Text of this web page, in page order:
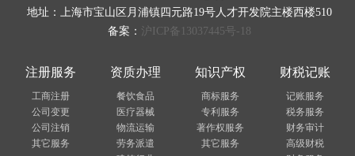
地址：上海市宝山区月浦镇四元路19号人才开发院主楼西楼510
备案： 沪ICP备13037445号-18
注册服务
工商注册
公司变更
公司注销
其它服务
资质办理
餐饮食品
医疗器械
物流运输
劳务派遣
知识产权
商标服务
专利服务
著作权服务
其它服务
财税记账
记账服务
税务服务
财务审计
高级财税